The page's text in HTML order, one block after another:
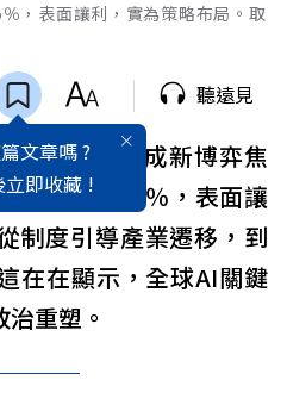
，表面讓利，實為策略布局。取
文章嗎 ?
立即收藏 !
聽遠見
政治，交織成新博弈焦
關稅降至15％，表面讓
制度引導產業遷移，到
在在顯示，全球AI關鍵
重塑。